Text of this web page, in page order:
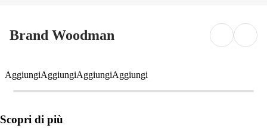
Brand Woodman
AggiungiAggiungiAggiungiAggiungi
Scopri di più